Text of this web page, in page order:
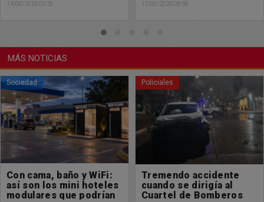
12/06/2026 08:58
MÁS NOTICIAS
Policiales
Tremendo accidente
cuando se dirigía al
Cuartel de Bomberos
Sociedad
Quisieron prender
fuego un vehículo de
manera intencional